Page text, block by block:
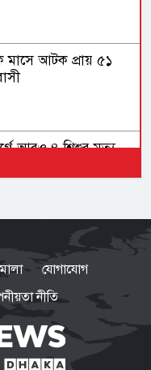
মাসে আটক প্রায় ৫১
আরও ৪ শিশুর মৃত্যু
আকস্মিক ঘটনা
আন্দোলনের ফসল:
যোগাযোগ
নীতি